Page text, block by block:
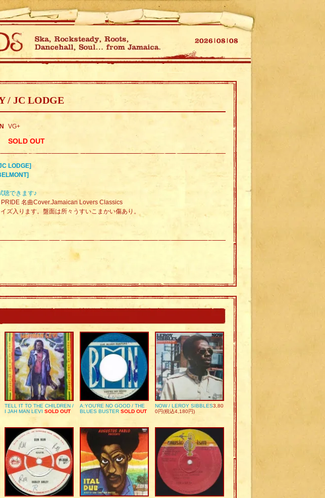
/ JC LODGE
VG+
SOLD OUT
LODGE]
聴できます♪
名曲Cover.Jamaican Lovers Classics
ズ入ります。盤面は所々うすいこまかい傷あり。
TELL IT TO THE CHILDREN /
I JAH MAN LEVI SOLD OUT
A:YOU’RE NO GOOD / THE
BLUES BUSTER SOLD OUT
NOW / LEROY SIBBLES3,80
0円(税込4,180円)